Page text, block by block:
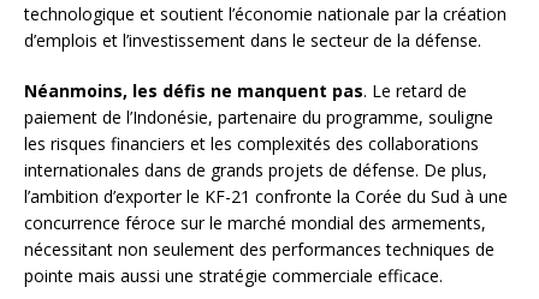
technologique et soutient l’économie nationale par la création
d’emplois et l’investissement dans le secteur de la défense.
Néanmoins, les défis ne manquent pas. Le retard de
paiement de l’Indonésie, partenaire du programme, souligne
les risques financiers et les complexités des collaborations
internationales dans de grands projets de défense. De plus,
l’ambition d’exporter le KF-21 confronte la Corée du Sud à une
concurrence féroce sur le marché mondial des armements,
nécessitant non seulement des performances techniques de
pointe mais aussi une stratégie commerciale efficace.